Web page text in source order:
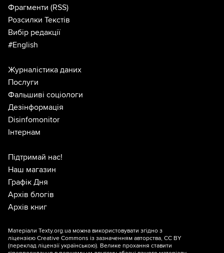
Фрагменти (RSS)
Розсилки Текстів
Вибір редакції
#English
Журналістика даних
Послуги
Фальшиві соціологи
Дезінформація
Disinfomonitor
Інтернам
Підтримай нас!
Наш магазин
Графік Дня
Архів блогів
Архів книг
Матеріали Texty.org.ua можна використовувати згідно з
ліцензією Creative Commons із зазначенням авторства, CC BY
(переклад ліцензії українською). Велике прохання ставити